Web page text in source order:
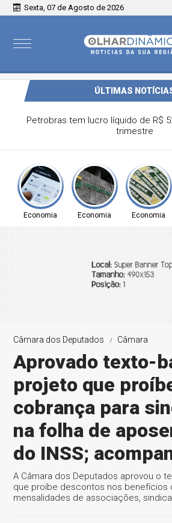
Sexta, 07 de Agosto de 2026
ÚLTIMAS
nos pagamentos em bares e
Economia Economia Economia
Câmara dos Deputados Câmara
Aprovado texto-
projeto que
cobrança para
na folha de
do INSS;
A Câmara dos Deputados aprovou o
que proíbe descontos nos benefícios
mensalidades de associações,